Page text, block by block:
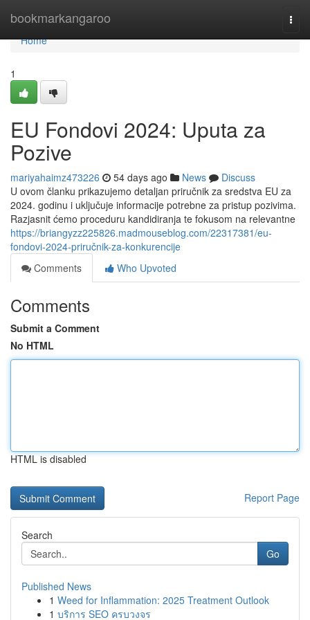
bookmarkangaroo
Home
Home
1
EU Fondovi 2024: Uputa za
Pozive
mariyahaimz473226 54 days ago News
Discuss
U ovom članku prikazujemo detaljan priručnik za sredstva EU za
2024. godinu i uključuje informacije potrebne za pristup pozivima.
Razjasnit ćemo proceduru kandidiranja te fokusom na relevantne
https://briangyzz225826.madmouseblog.com/22317381/eu-
fondovi-2024-priručnik-za-konkurencije
Comments
Who Upvoted
Comments
Submit a Comment
No HTML
HTML is disabled
Report Page
Search
Go
Published News
1 Weed for Inflammation: 2025 Treatment Outlook
1 บริการ SEO ครบวงจร